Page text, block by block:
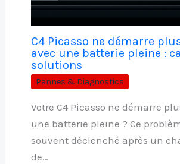
C4 Picasso ne démarre
avec une batterie pleine :
solutions
Pannes & Diagnostics
Votre C4 Picasso ne démarre
une batterie pleine ? Ce
souvent déclenché après un
de…